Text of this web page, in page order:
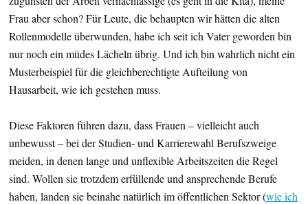
Frau aber schon? Für Leute, die behaupten wir hätten die alten
Rollenmodelle überwunden, habe ich seit ich Vater geworden bin
nur noch ein müdes Lächeln übrig. Und ich bin wahrlich nicht ein
Musterbeispiel für die gleichberechtigte Aufteilung von
Hausarbeit, wie ich gestehen muss.
Diese Faktoren führen dazu, dass Frauen – vielleicht auch
unbewusst – bei der Studien- und Karrierewahl Berufszweige
meiden, in denen lange und unflexible Arbeitszeiten die Regel
sind. Wollen sie trotzdem erfüllende und ansprechende Berufe
haben, landen sie beinahe natürlich im öffentlichen Sektor (wie ich